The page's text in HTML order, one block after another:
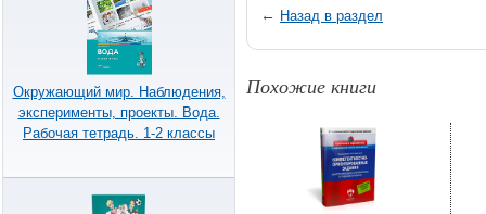
Окружающий мир. Наблюдения,
эксперименты, проекты. Вода.
Рабочая тетрадь. 1-2 классы
← Назад в раздел
Похожие книги